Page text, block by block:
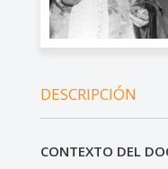
DESCRIPCIÓN
CONTEXTO DEL